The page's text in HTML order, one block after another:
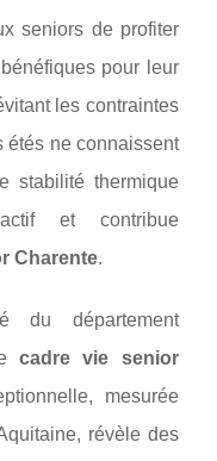
seniors de profiter
pour leur
les contraintes
étés ne connaissent
stabilité thermique
et contribue
Charente.
du département
cadre vie senior
mesurée
révèle des